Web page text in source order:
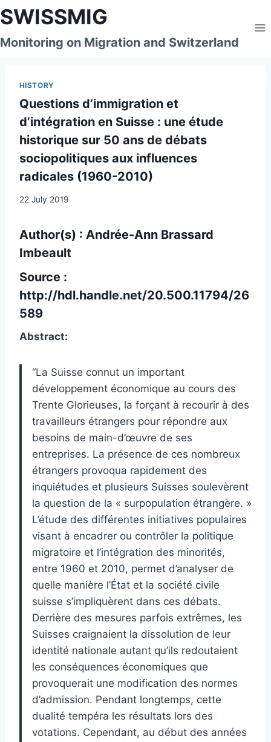
Skip
to
content
SWISSMIG
Monitoring on Migration and Switzerland
HISTORY
Questions d’immigration et
d’intégration en Suisse : une étude
historique sur 50 ans de débats
sociopolitiques aux influences
radicales (1960-2010)
22 July 2019
Author(s) : Andrée-Ann Brassard
Imbeault
Source :
http://hdl.handle.net/20.500.11794/26
589
Abstract:
“La Suisse connut un important
développement économique au cours des
Trente Glorieuses, la forçant à recourir à des
travailleurs étrangers pour répondre aux
besoins de main-d’œuvre de ses
entreprises. La présence de ces nombreux
étrangers provoqua rapidement des
inquiétudes et plusieurs Suisses soulevèrent
la question de la « surpopulation étrangère. »
L’étude des différentes initiatives populaires
visant à encadrer ou contrôler la politique
migratoire et l’intégration des minorités,
entre 1960 et 2010, permet d’analyser de
quelle manière l’État et la société civile
suisse s’impliquèrent dans ces débats.
Derrière des mesures parfois extrêmes, les
Suisses craignaient la dissolution de leur
identité nationale autant qu’ils redoutaient
les conséquences économiques que
provoquerait une modification des normes
d’admission. Pendant longtemps, cette
dualité tempéra les résultats lors des
votations. Cependant, au début des années